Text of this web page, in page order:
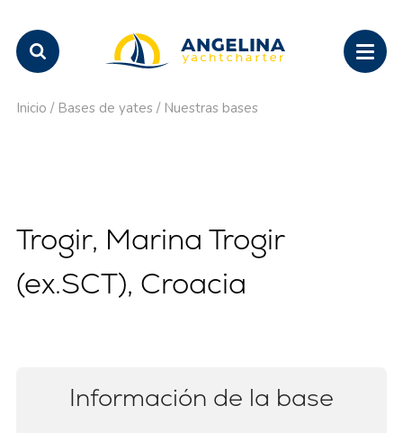
Inicio / Bases de yates / Nuestras bases
Trogir, Marina Trogir
(ex.SCT), Croacia
Información de la base